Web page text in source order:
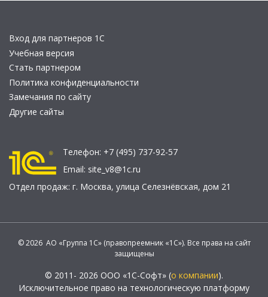
Вход для партнеров 1С
Учебная версия
Стать партнером
Политика конфиденциальности
Замечания по сайту
Другие сайты
Телефон: +7 (495) 737-92-57
Email: site_v8@1c.ru
Отдел продаж: г. Москва, улица Селезнёвская, дом 21
© 2026 АО «Группа 1С» (правопреемник «1С»). Все права на сайт
защищены
© 2011- 2026 ООО «1С-Софт» (о компании).
Исключительное право на технологическую платформу